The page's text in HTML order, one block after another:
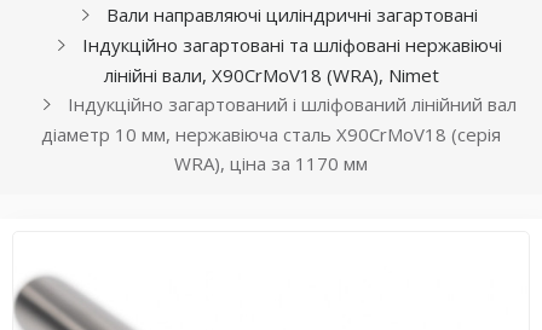
Вали направляючі циліндричні загартовані
Індукційно загартовані та шліфовані нержавіючі
лінійні вали, X90CrMoV18 (WRA), Nimet
Індукційно загартований і шліфований лінійний вал
діаметр 10 мм, нержавіюча сталь X90CrMoV18 (серія
WRA), ціна за 1170 мм